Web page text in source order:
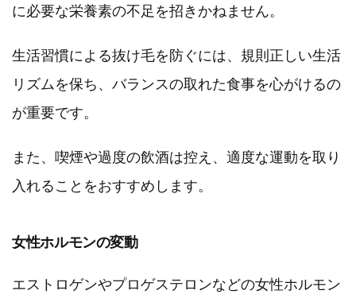
に必要な栄養素の不足を招きかねません。
生活習慣による抜け毛を防ぐには、規則正しい生活
リズムを保ち、バランスの取れた食事を心がけるの
が重要です。
また、喫煙や過度の飲酒は控え、適度な運動を取り
入れることをおすすめします。
女性ホルモンの変動
エストロゲンやプロゲステロンなどの女性ホルモン